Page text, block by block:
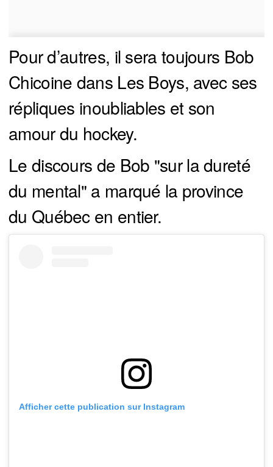
Pour d’autres, il sera toujours Bob
Chicoine dans Les Boys, avec ses
répliques inoubliables et son
amour du hockey.
Le discours de Bob "sur la dureté
du mental" a marqué la province
du Québec en entier.
Afficher cette publication sur Instagram